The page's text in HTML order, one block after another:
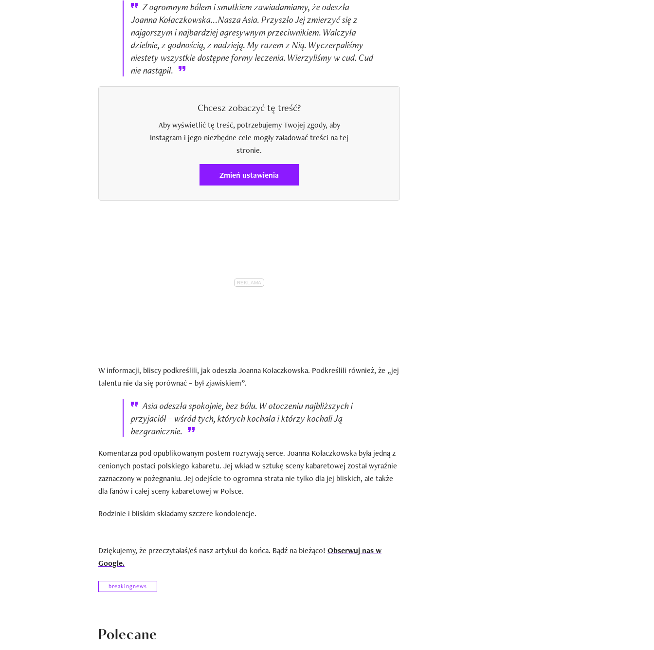
Z ogromnym bólem i smutkiem zawiadamiamy, że odeszła
Joanna Kołaczkowska...Nasza Asia. Przyszło Jej zmierzyć się z
najgorszym i najbardziej agresywnym przeciwnikiem. Walczyła
dzielnie, z godnością, z nadzieją. My razem z Nią. Wyczerpaliśmy
niestety wszystkie dostępne formy leczenia. Wierzyliśmy w cud. Cud
nie nastąpił.
Chcesz zobaczyć tę treść?
Aby wyświetlić tę treść, potrzebujemy Twojej zgody, aby
Instagram i jego niezbędne cele mogły załadować treści na tej
stronie.
Zmień ustawienia
W informacji, bliscy podkreślili, jak odeszła Joanna Kołaczkowska. Podkreślili również, że „jej
talentu nie da się porównać – był zjawiskiem”.
Asia odeszła spokojnie, bez bólu. W otoczeniu najbliższych i
przyjaciół – wśród tych, których kochała i którzy kochali Ją
bezgranicznie.
Komentarza pod opublikowanym postem rozrywają serce. Joanna Kołaczkowska była jedną z
cenionych postaci polskiego kabaretu. Jej wkład w sztukę sceny kabaretowej został wyraźnie
zaznaczony w pożegnaniu. Jej odejście to ogromna strata nie tylko dla jej bliskich, ale także
dla fanów i całej sceny kabaretowej w Polsce.
Rodzinie i bliskim składamy szczere kondolencje.
Dziękujemy, że przeczytałaś/eś nasz artykuł do końca. Bądź na bieżąco! Obserwuj nas w
Google.
breakingnews
Polecane